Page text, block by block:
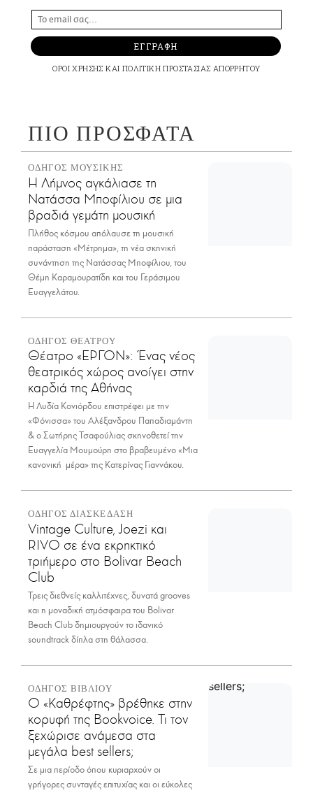
ΕΓΓΡΑΦΗ
ΟΡΟΙ ΧΡΗΣΗΣ ΚΑΙ ΠΟΛΙΤΙΚΗ ΠΡΟΣΤΑΣΙΑΣ ΑΠΟΡΡΗΤΟΥ
ΠΙΟ ΠΡΟΣΦΑΤΑ
ΟΔΗΓΟΣ ΜΟΥΣΙΚΗΣ
Η Λήμνος αγκάλιασε τη
Νατάσσα Μποφίλιου σε μια
βραδιά γεμάτη μουσική
Πλήθος κόσμου απόλαυσε τη μουσική
παράσταση «Μέτρημα», τη νέα σκηνική
συνάντηση της Νατάσσας Μποφίλιου, του
Θέμη Καραμουρατίδη και του Γεράσιμου
Ευαγγελάτου.
ΟΔΗΓΟΣ ΘΕΑΤΡΟΥ
Θέατρο «ΕΡΓΟΝ»: Ένας νέος
θεατρικός χώρος ανοίγει στην
καρδιά της Αθήνας
Η Λυδία Κονιόρδου επιστρέφει με την
«Φόνισσα» του Αλέξανδρου Παπαδιαμάντη
& ο Σωτήρης Τσαφούλιας σκηνοθετεί την
Ευαγγελία Μουμούρη στο βραβευμένο «Μια
κανονική μέρα» της Κατερίνας Γιαννάκου.
ΟΔΗΓΟΣ ΔΙΑΣΚΕΔΑΣΗ
Vintage Culture, Joezi και
RIVO σε ένα εκρηκτικό
τριήμερο στο Bolivar Beach
Club
Τρεις διεθνείς καλλιτέχνες, δυνατά grooves
και η μοναδική ατμόσφαιρα του Bolivar
Beach Club δημιουργούν το ιδανικό
soundtrack δίπλα στη θάλασσα.
ΟΔΗΓΟΣ ΒΙΒΛΙΟΥ
Ο «Καθρέφτης» βρέθηκε στην
κορυφή της Bookvoice. Τι τον
ξεχώρισε ανάμεσα στα
μεγάλα best sellers;
Σε μια περίοδο όπου κυριαρχούν οι
γρήγορες συνταγές επιτυχίας και οι εύκολες